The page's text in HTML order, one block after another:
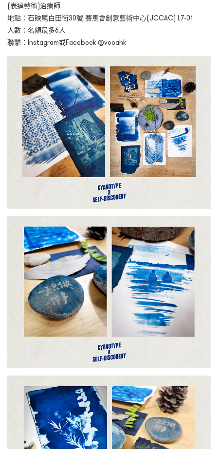
(表達藝術)治療師
地點：石硤尾白田街30號 賽馬會創意藝術中心(JCCAC) L7-01
人數：名額最多6人
聯繫：Instagram或Facebook @vooahk